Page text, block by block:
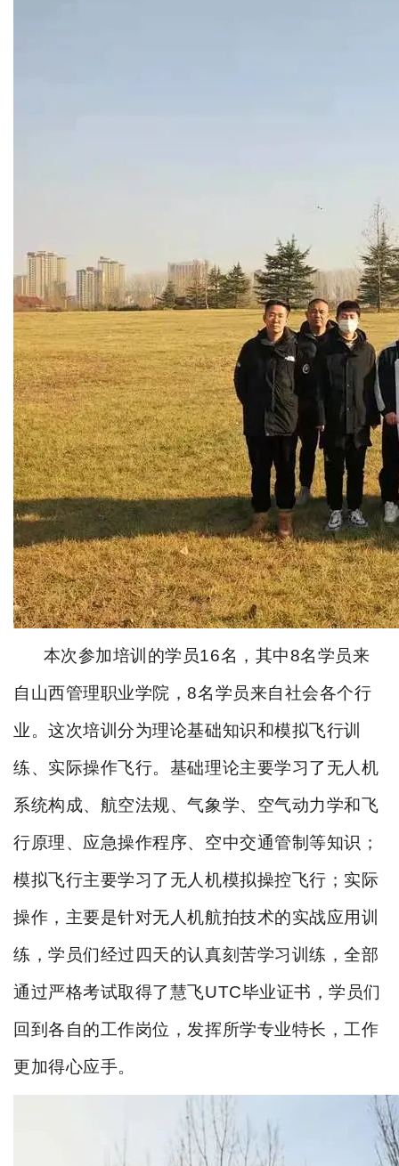
本次参加培训的学员16名，其中8名学员来
自山西管理职业学院，8名学员来自社会各个行
业。这次培训分为理论基础知识和模拟飞行训
练、实际操作飞行。基础理论主要学习了无人机
系统构成、航空法规、气象学、空气动力学和飞
行原理、应急操作程序、空中交通管制等知识；
模拟飞行主要学习了无人机模拟操控飞行；实际
操作，主要是针对无人机航拍技术的实战应用训
练，学员们经过四天的认真刻苦学习训练，全部
通过严格考试取得了慧飞UTC毕业证书，学员们
回到各自的工作岗位，发挥所学专业特长，工作
更加得心应手。